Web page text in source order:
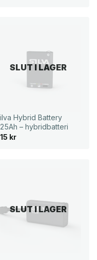
SLUT I LAGER
Hybrid Battery
– hybridbatteri
kr
SLUT I LAGER